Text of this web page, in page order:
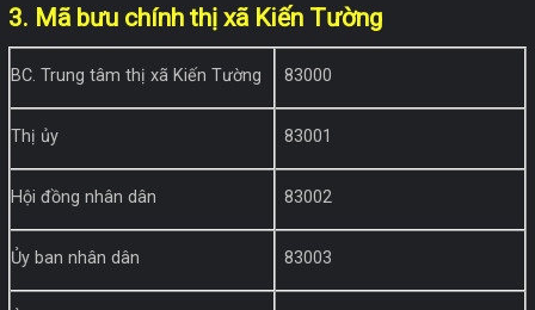
3. Mã bưu chính thị xã Kiến Tường
BC. Trung tâm thị xã Kiến Tường 83000
Thị ủy 83001
Hội đồng nhân dân 83002
Ủy ban nhân dân 83003